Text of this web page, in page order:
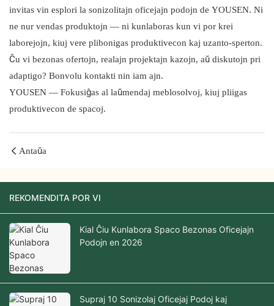
invitas vin esplori la sonizolitajn oficejajn podojn de YOUSEN. Ni
ne nur vendas produktojn — ni kunlaboras kun vi por krei
laborejojn, kiuj vere plibonigas produktivecon kaj uzanto-sperton.
Ĉu vi bezonas ofertojn, realajn projektajn kazojn, aŭ diskutojn pri
adaptigo? Bonvolu kontakti nin iam ajn.
YOUSEN — Fokusiĝas al laŭmendaj meblosolvoj, kiuj pliigas
produktivecon de spacoj.
Antaŭa
REKOMENDITA POR VI
Kial Ĉiu Kunlabora Spaco Bezonas Oficejajn
Podojn en 2026
Supraj 10 Sonizolaj Oficejaj Podoj kaj